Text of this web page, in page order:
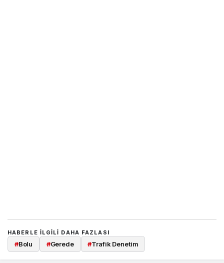
HABERLE ILGILI DAHA FAZLASI
#Bolu #Gerede #Trafik Denetim